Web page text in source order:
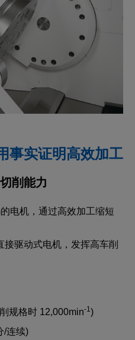
事实证明高效加工
削能力
电机，通过高效加工缩短
驱动式电机，发挥高车削
规格时 12,000min-1 )
/连续)